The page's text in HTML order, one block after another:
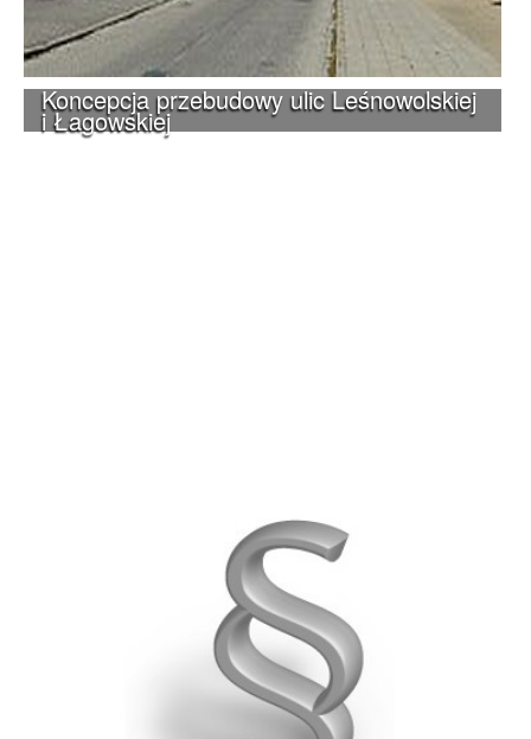
Koncepcja przebudowy ulic Leśnowolskiej
i Łagowskiej